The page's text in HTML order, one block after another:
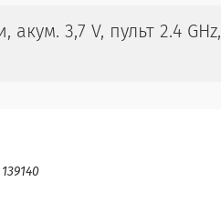
3,7 V, пульт 2.4 GHz,
139140